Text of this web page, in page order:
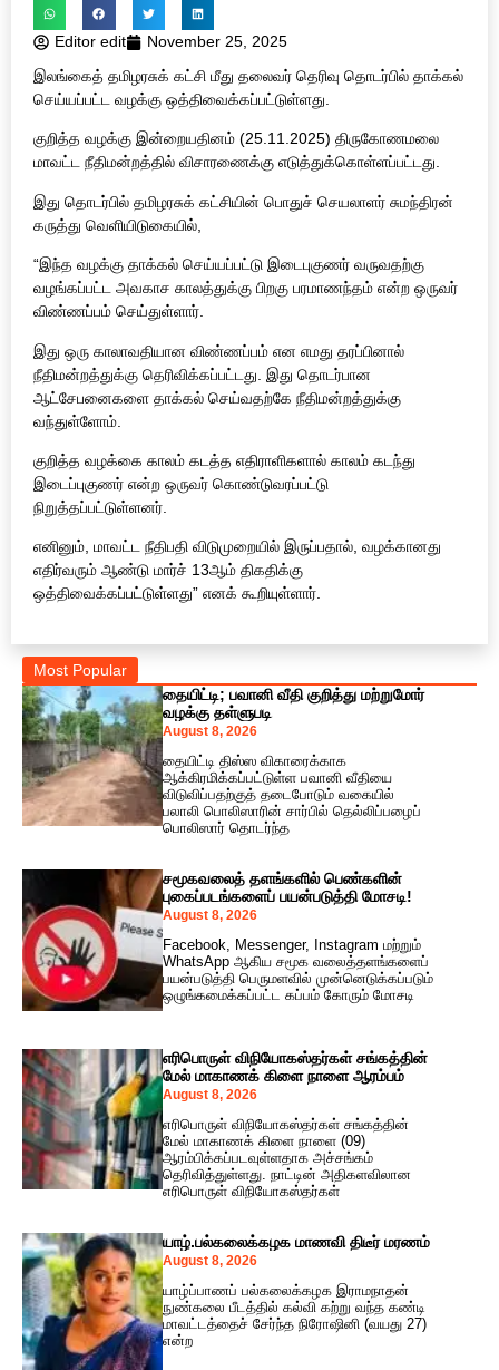
Editor edit
November 25, 2025
இலங்கைத் தமிழரசுக் கட்சி மீது தலைவர் தெரிவு தொடர்பில் தாக்கல்
செய்யப்பட்ட வழக்கு ஒத்திவைக்கப்பட்டுள்ளது.
குறித்த வழக்கு இன்றையதினம் (25.11.2025) திருகோணமலை
மாவட்ட நீதிமன்றத்தில் விசாரணைக்கு எடுத்துக்கொள்ளப்பட்டது.
இது தொடர்பில் தமிழரசுக் கட்சியின் பொதுச் செயலாளர் சுமந்திரன்
கருத்து வெளியிடுகையில்,
“இந்த வழக்கு தாக்கல் செய்யப்பட்டு இடைபுகுணர் வருவதற்கு
வழங்கப்பட்ட அவகாச காலத்துக்கு பிறகு பரமாணந்தம் என்ற ஒருவர்
விண்ணப்பம் செய்துள்ளார்.
இது ஒரு காலாவதியான விண்ணப்பம் என எமது தரப்பினால்
நீதிமன்றத்துக்கு தெரிவிக்கப்பட்டது. இது தொடர்பான
ஆட்சேபனைகளை தாக்கல் செய்வதற்கே நீதிமன்றத்துக்கு
வந்துள்ளோம்.
குறித்த வழக்கை காலம் கடத்த எதிராளிகளால் காலம் கடந்து
இடைப்புகுணர் என்ற ஒருவர் கொண்டுவரப்பட்டு
நிறுத்தப்பட்டுள்ளனர்.
எனினும், மாவட்ட நீதிபதி விடுமுறையில் இருப்பதால், வழக்கானது
எதிர்வரும் ஆண்டு மார்ச் 13ஆம் திகதிக்கு
ஒத்திவைக்கப்பட்டுள்ளது” எனக் கூறியுள்ளார்.
Most Popular
தையிட்டி; பவானி வீதி குறித்து மற்றுமோர்
வழக்கு தள்ளுபடி
August 8, 2026
தையிட்டி திஸ்ஸ விகாரைக்காக
ஆக்கிரமிக்கப்பட்டுள்ள பவானி வீதியை
விடுவிப்பதற்குத் தடைபோடும் வகையில்
பலாலி பொலிஸாரின் சார்பில் தெல்லிப்பழைப்
பொலிஸார் தொடர்ந்த
சமூகவலைத் தளங்களில் பெண்களின்
புகைப்படங்களைப் பயன்படுத்தி மோசடி!
August 8, 2026
Facebook, Messenger, Instagram மற்றும்
WhatsApp ஆகிய சமூக வலைத்தளங்களைப்
பயன்படுத்தி பெருமளவில் முன்னெடுக்கப்படும்
ஒழுங்கமைக்கப்பட்ட கப்பம் கோரும் மோசடி
எரிபொருள் விநியோகஸ்தர்கள் சங்கத்தின்
மேல் மாகாணக் கிளை நாளை ஆரம்பம்
August 8, 2026
எரிபொருள் விநியோகஸ்தர்கள் சங்கத்தின்
மேல் மாகாணக் கிளை நாளை (09)
ஆரம்பிக்கப்படவுள்ளதாக அச்சங்கம்
தெரிவித்துள்ளது. நாட்டின் அதிகளவிலான
எரிபொருள் விநியோகஸ்தர்கள்
யாழ்.பல்கலைக்கழக மாணவி திடீர் மரணம்
August 8, 2026
யாழ்ப்பாணப் பல்கலைக்கழக இராமநாதன்
நுண்கலை பீடத்தில் கல்வி கற்று வந்த கண்டி
மாவட்டத்தைச் சேர்ந்த நிரோஷினி (வயது 27)
என்ற